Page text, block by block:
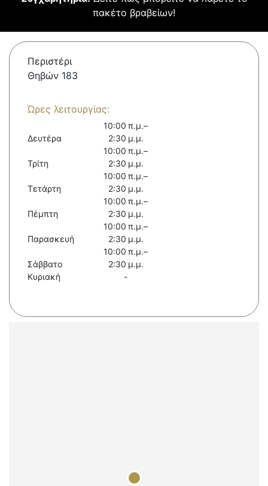
πακέτο βραβείων!
Περιστέρι
Θηβών 183
Ώρες λειτουργίας:
Δευτέρα
10:00 π.μ.–
2:30 μ.μ.
Τρίτη
10:00 π.μ.–
2:30 μ.μ.
Τετάρτη
10:00 π.μ.–
2:30 μ.μ.
Πέμπτη
10:00 π.μ.–
2:30 μ.μ.
Παρασκευή
10:00 π.μ.–
2:30 μ.μ.
Σάββατο
10:00 π.μ.–
2:30 μ.μ.
Κυριακή
-